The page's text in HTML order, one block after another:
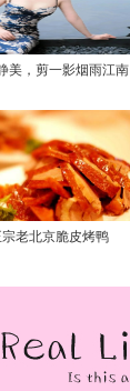
美，剪一影烟雨江南
老北京脆皮烤鸭